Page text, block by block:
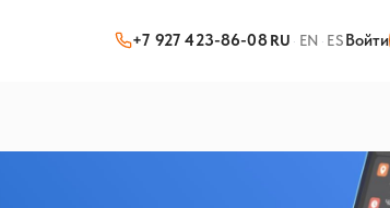
+7 927 423-86-08 RU · EN · ESВойти